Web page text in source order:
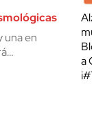
una en
a